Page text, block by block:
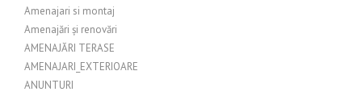
Amenajari si montaj
Amenajări și renovări
AMENAJĂRI TERASE
AMENAJARI_EXTERIOARE
ANUNTURI